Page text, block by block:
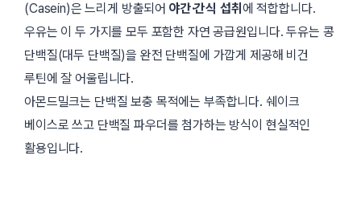
(Casein)은 느리게 방출되어 야간·간식 섭취 에 적합합니다.
우유는 이 두 가지를 모두 포함한 자연 공급원입니다. 두유는 콩
단백질(대두 단백질)을 완전 단백질에 가깝게 제공해 비건
루틴에 잘 어울립니다.
아몬드밀크는 단백질 보충 목적에는 부족합니다. 쉐이크
베이스로 쓰고 단백질 파우더를 첨가하는 방식이 현실적인
활용입니다.